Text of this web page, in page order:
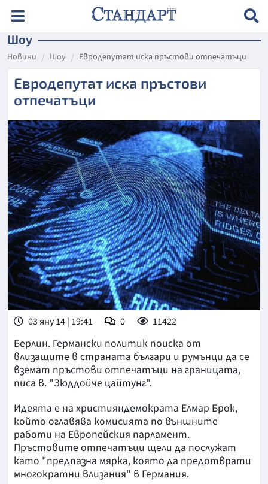
Шоу
Новини Шоу Евродепутат иска пръстови отпечатъци
Евродепутат иска пръстови
отпечатъци
03 яну 14 | 19:41 0 11422
Берлин. Германски политик поиска от
влизащите в страната българи и румънци да се
вземат пръстови отпечатъци на границата,
писа в. "Зюддойче цайтунг".
Идеята е на християндемократа Елмар Брок,
който оглавява комисията по външните
работи на Европейския парламент.
Пръстовите отпечатъци щели да послужат
като "предпазна мярка, която да предотврати
многократни влизания" в Германия.